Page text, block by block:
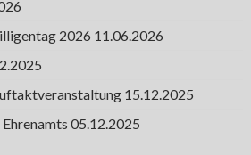
2026 11.06.2026
15.12.2025
05.12.2025